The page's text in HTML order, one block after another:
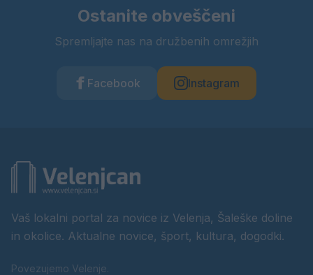
Ostanite obveščeni
Spremljajte nas na družbenih omrežjih
Facebook Instagram
Vaš lokalni portal za novice iz Velenja, Šaleške doline
in okolice. Aktualne novice, šport, kultura, dogodki.
Povezujemo Velenje.